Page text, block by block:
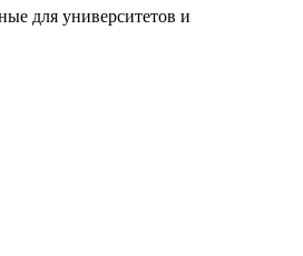
для университетов и